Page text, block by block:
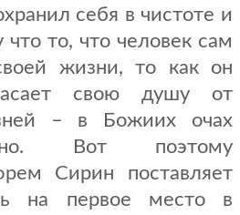
себя в чистоте и
что то, что человек сам
жизни, то как он
свою душу от
– в Божиих очах
Вот поэтому
Сирин поставляет
на первое место в